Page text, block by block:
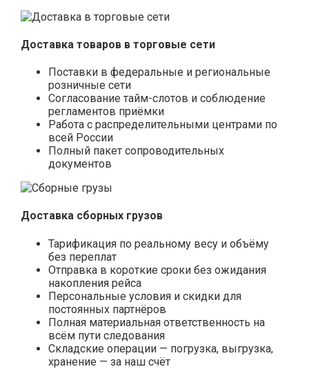
Доставка товаров в торговые сети
Поставки в федеральные и региональные
розничные сети
Согласование тайм-слотов и соблюдение
регламентов приёмки
Работа с распределительными центрами по
всей России
Полный пакет сопроводительных
документов
Доставка сборных грузов
Тарификация по реальному весу и объёму
без переплат
Отправка в короткие сроки без ожидания
накопления рейса
Персональные условия и скидки для
постоянных партнёров
Полная материальная ответственность на
всём пути следования
Складские операции — погрузка, выгрузка,
хранение — за наш счёт